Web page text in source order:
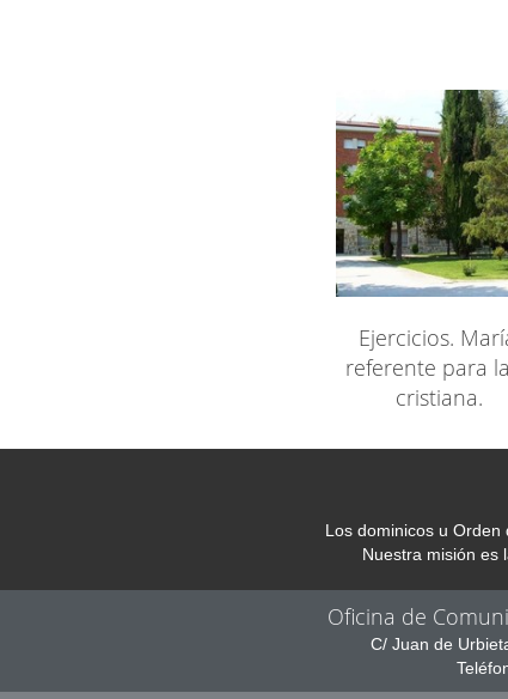
Ejercicios.
referente para
cristiana.
Los dominicos u Orden
Nuestra misión es
Oficina de
C/ Juan de